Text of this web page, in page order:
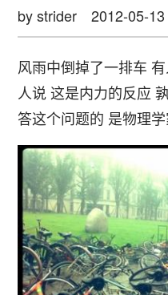
by strider 2012-05-13
风雨中倒掉了一排车
人说这是内力的反应
答这个问题的 是物理